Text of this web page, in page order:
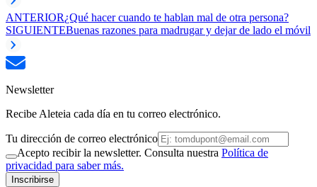
ANTERIOR¿Qué hacer cuando te hablan mal de otra persona?
SIGUIENTEBuenas razones para madrugar y dejar de lado el móvil
Newsletter
Recibe Aleteia cada día en tu correo electrónico.
Tu dirección de correo electrónico
Acepto recibir la newsletter. Consulta nuestra Política de
privacidad para saber más.
Inscribirse